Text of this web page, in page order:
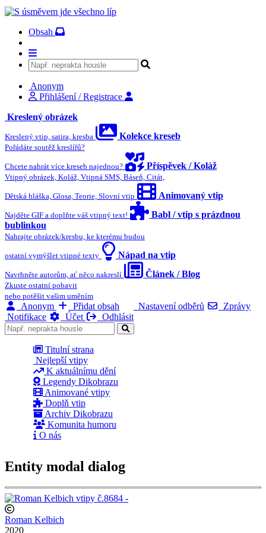
Obsah
Anonym
Přihlášení / Registrace
Kreslený obrázek
Kreslený vtip, satira, kresba Kolekce kreseb
Pořádáte soutěž kreslířů?
Chcete nahrát více kreseb najednou? Příspěvek / Koláž
Vtipný obrázek, Koláž, Vtipná SMS, Báseň, Citát,
Dětská hláška, Glosa, Teorie, Slovní vtip Animovaný vtip
Najděte GIF a doplňte váš vtipný text!
Babl / vtip s prázdnou
bublinkou
Nahrajte obrázek/kresbu, ke kterému budou
ostatní vymýšlet vtipné texty Nápad na vtip
Navrhněte autorům, ať něco nakreslí Článek / Blog
Zkuste ostatní pobavit
nebo potěšit vašim uměním
Anonym Přidat obsah Nastavení odběrů
Zprávy
Notifikace
Účet Odhlásit
Titulní strana
Nejlepší vtipy
K aktuálnímu dění
Legendy Dikobrazu
Animované vtipy
Doplň vtip
Archiv Dikobrazu
Komunita humoru
O nás
Entity modal dialog
Roman Kelbich
2020